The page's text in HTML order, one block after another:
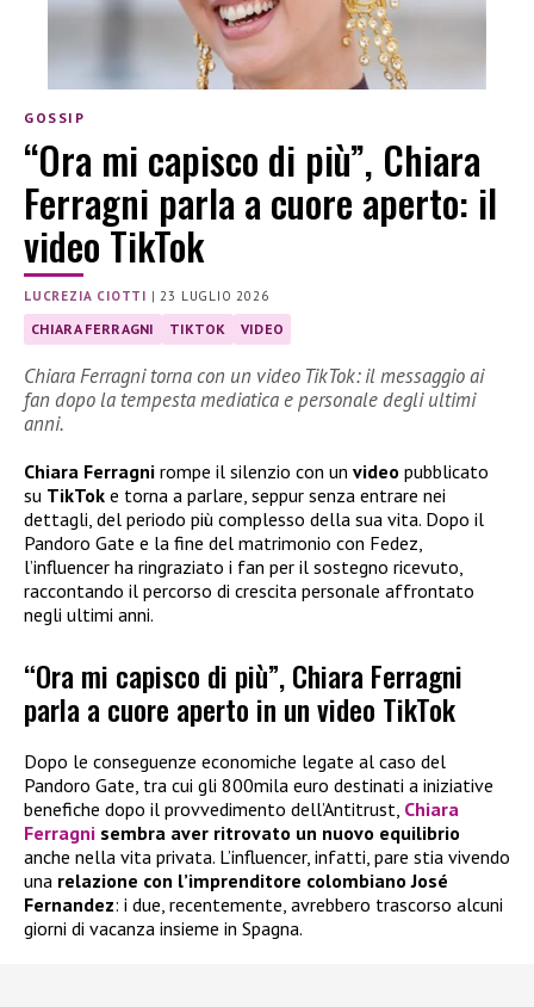
GOSSIP
“Ora mi capisco di più”, Chiara
Ferragni parla a cuore aperto: il
video TikTok
LUCREZIA CIOTTI | 23 LUGLIO 2026
CHIARA FERRAGNI TIKTOK VIDEO
Chiara Ferragni torna con un video TikTok: il messaggio ai
fan dopo la tempesta mediatica e personale degli ultimi
anni.
Chiara Ferragni rompe il silenzio con un video pubblicato
su TikTok e torna a parlare, seppur senza entrare nei
dettagli, del periodo più complesso della sua vita. Dopo il
Pandoro Gate e la fine del matrimonio con Fedez,
l’influencer ha ringraziato i fan per il sostegno ricevuto,
raccontando il percorso di crescita personale affrontato
negli ultimi anni.
“Ora mi capisco di più”, Chiara Ferragni
parla a cuore aperto in un video TikTok
Dopo le conseguenze economiche legate al caso del
Pandoro Gate, tra cui gli 800mila euro destinati a iniziative
benefiche dopo il provvedimento dell’Antitrust, Chiara
Ferragni sembra aver ritrovato un nuovo equilibrio
anche nella vita privata. L’influencer, infatti, pare stia vivendo
una relazione con l’imprenditore colombiano José
Fernandez: i due, recentemente, avrebbero trascorso alcuni
giorni di vacanza insieme in Spagna.